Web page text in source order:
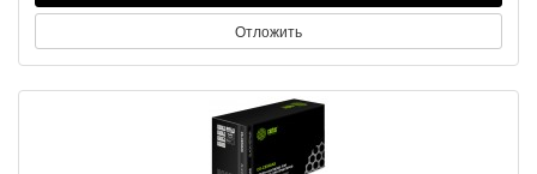
Отложить